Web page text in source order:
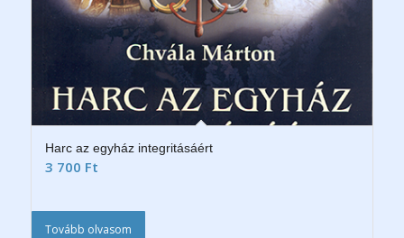
Harc az egyház integritásáért
3 700 Ft
Tovább olvasom